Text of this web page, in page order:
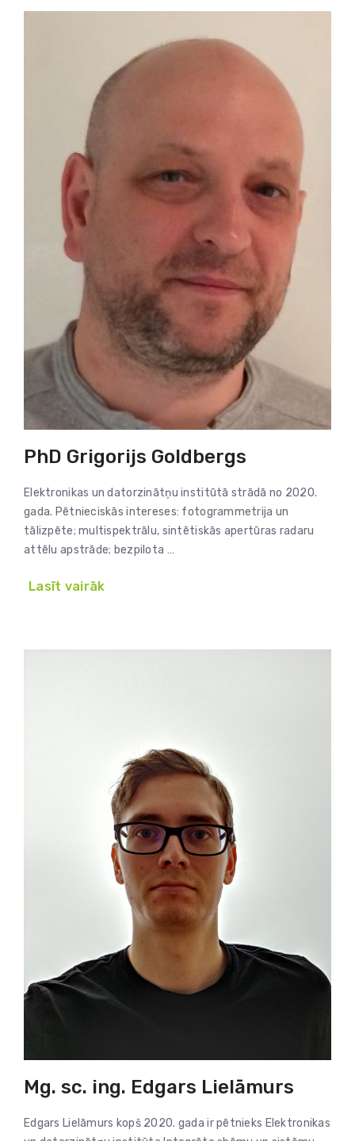
PhD Grigorijs Goldbergs
Elektronikas un datorzinātņu institūtā strādā no 2020.
gada. Pētnieciskās intereses: fotogrammetrija un
tālizpēte; multispektrālu, sintētiskās apertūras radaru
attēlu apstrāde; bezpilota …
Lasīt vairāk
Mg. sc. ing. Edgars Lielāmurs
Edgars Lielāmurs kopš 2020. gada ir pētnieks Elektronikas